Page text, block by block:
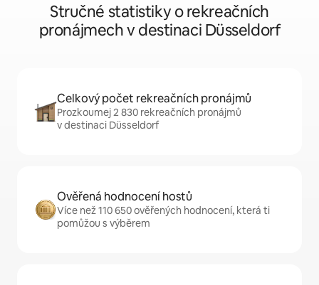
Stručné statistiky o rekreačních
pronájmech v destinaci Düsseldorf
Celkový počet rekreačních pronájmů
Prozkoumej 2 830 rekreačních pronájmů
v destinaci Düsseldorf
Ověřená hodnocení hostů
Více než 110 650 ověřených hodnocení, která ti
pomůžou s výběrem